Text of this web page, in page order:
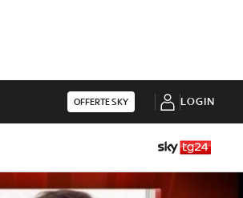
OFFERTE SKY LOGIN